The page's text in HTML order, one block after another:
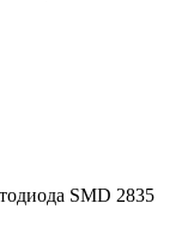
SMD 2835